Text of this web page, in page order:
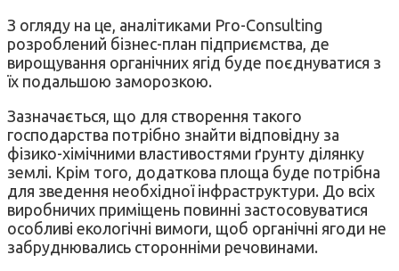
З огляду на це, аналітиками Pro-Consulting
розроблений бізнес-план підприємства, де
вирощування органічних ягід буде поєднуватися з
їх подальшою заморозкою.
Зазначається, що для створення такого
господарства потрібно знайти відповідну за
фізико-хімічними властивостями ґрунту ділянку
землі. Крім того, додаткова площа буде потрібна
для зведення необхідної інфраструктури. До всіх
виробничих приміщень повинні застосовуватися
особливі екологічні вимоги, щоб органічні ягоди не
забруднювались сторонніми речовинами.